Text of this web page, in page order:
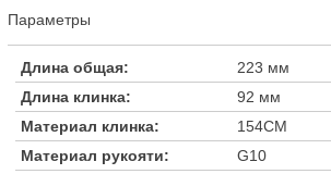
Параметры
Длина общая:
223 мм
Длина клинка:
92 мм
Материал клинка:
154CM
Материал рукояти:
G10